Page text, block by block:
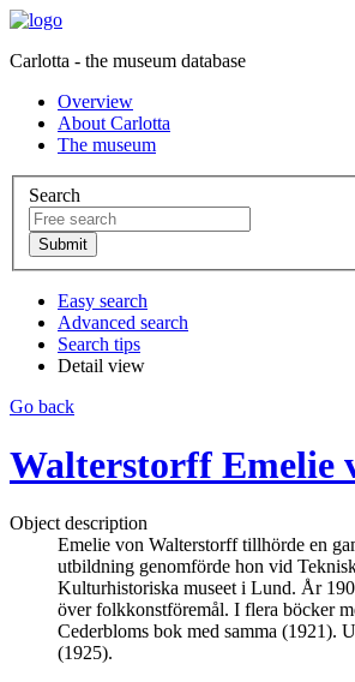
Carlotta - the museum database
Overview
About Carlotta
The museum
Search
Easy search
Advanced search
Search tips
Detail view
Go back
Walterstorff Emelie
Object description
Emelie von Walterstorff tillhörde en
utbildning genomförde hon vid
Kulturhistoriska museet i Lund. År
över folkkonstföremål. I flera böcker
Cederbloms bok med samma (1921).
(1925).